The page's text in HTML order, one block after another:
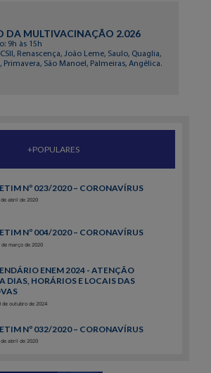
DA MULTIVACINAÇÃO 2.026
9h às 15h
Renascença, João Leme, Saulo, Quaglia,
Primavera, São Manoel, Palmeiras, Angêlica.
+POPULARES
Nº 023/2020 – CORONAVÍRUS
de abril de 2020
Nº 004/2020 – CORONAVÍRUS
de março de 2020
ENEM 2024 - ATENÇÃO
DIAS, HORÁRIOS E LOCAIS DAS
de outubro de 2024
Nº 032/2020 – CORONAVÍRUS
de abril de 2020